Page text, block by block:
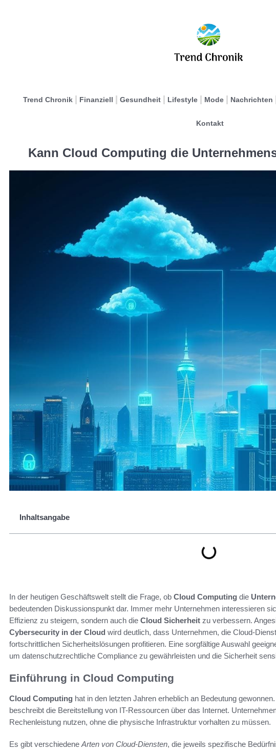
Trend Chronik Finanziell Gesundheit Lifestyle Mode Nachrichten
Kontakt
Kann Cloud Computing die
Inhaltsangabe
In der heutigen Geschäftswelt stellt die Frage, ob Cloud Computing die
bedeutenden Diskussionspunkt dar. Immer mehr Unternehmen interessieren
Effizienz zu steigern, sondern auch die Cloud Sicherheit zu verbessern.
Cybersecurity in der Cloud wird deutlich, dass Unternehmen, die Cloud-
fortschrittlichen Sicherheitslösungen profitieren. Eine sorgfältige Auswahl
um datenschutzrechtliche Compliance zu gewährleisten und die Sicherheit
Einführung in Cloud Computing
Cloud Computing hat in den letzten Jahren erheblich an Bedeutung
beschreibt die Bereitstellung von IT-Ressourcen über das Internet.
Rechenleistung nutzen, ohne die physische Infrastruktur vorhalten zu müssen.
Es gibt verschiedeneArten von Cloud-Diensten, die jeweils spezifische